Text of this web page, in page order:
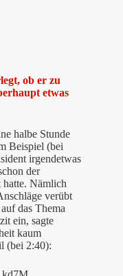
ob er zu
etwas
halbe Stunde
Beispiel (bei
irgendetwas
der
hatte. Nämlich
verübt
das Thema
ein, sagte
kaum
(bei 2:40):